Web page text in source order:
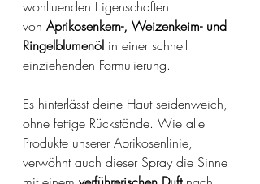
wohltuenden Eigenschaften
von Aprikosenkern-, Weizenkeim- und
Ringelblumenöl in einer schnell
einziehenden Formulierung.
Es hinterlässt deine Haut seidenweich,
ohne fettige Rückstände. Wie alle
Produkte unserer Aprikosenlinie,
verwöhnt auch dieser Spray die Sinne